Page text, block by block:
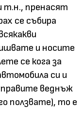
т.н., пренасят
се събира
и носите
се кога за
си и
веднъж
ползвате), то е